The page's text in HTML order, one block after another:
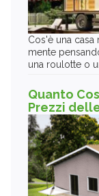
Cos'è una
mente
una roulotte o
Quanto
Prezzi